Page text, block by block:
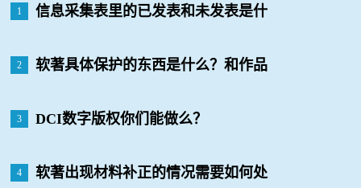
1
信息采集表里的已发表和未发表是什
2
软著具体保护的东西是什么？和作品
3 DCI数字版权你们能做么？
4
软著出现材料补正的情况需要如何处